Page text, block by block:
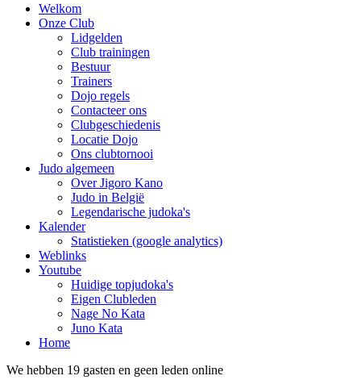
Welkom
Onze Club
Lidgelden
Club trainingen
Bestuur
Trainers
Dojo regels
Contacteer ons
Clubgeschiedenis
Locatie Dojo
Ons clubtornooi
Judo algemeen
Over Jigoro Kano
Judo in België
Legendarische judoka's
Kalender
Statistieken (google analytics)
Weblinks
Youtube
Huidige topjudoka's
Eigen Clubleden
Nage No Kata
Juno Kata
Home
We hebben 19 gasten en geen leden online